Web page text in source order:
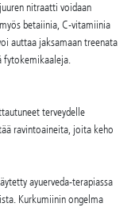
nitraatti voidaan
betaiinia, C-vitamiinia
auttaa jaksamaan treenata
fytokemikaaleja.
terveydelle
ravintoaineita, joita keho
ayuerveda-terapiassa
Kurkumiinin ongelma